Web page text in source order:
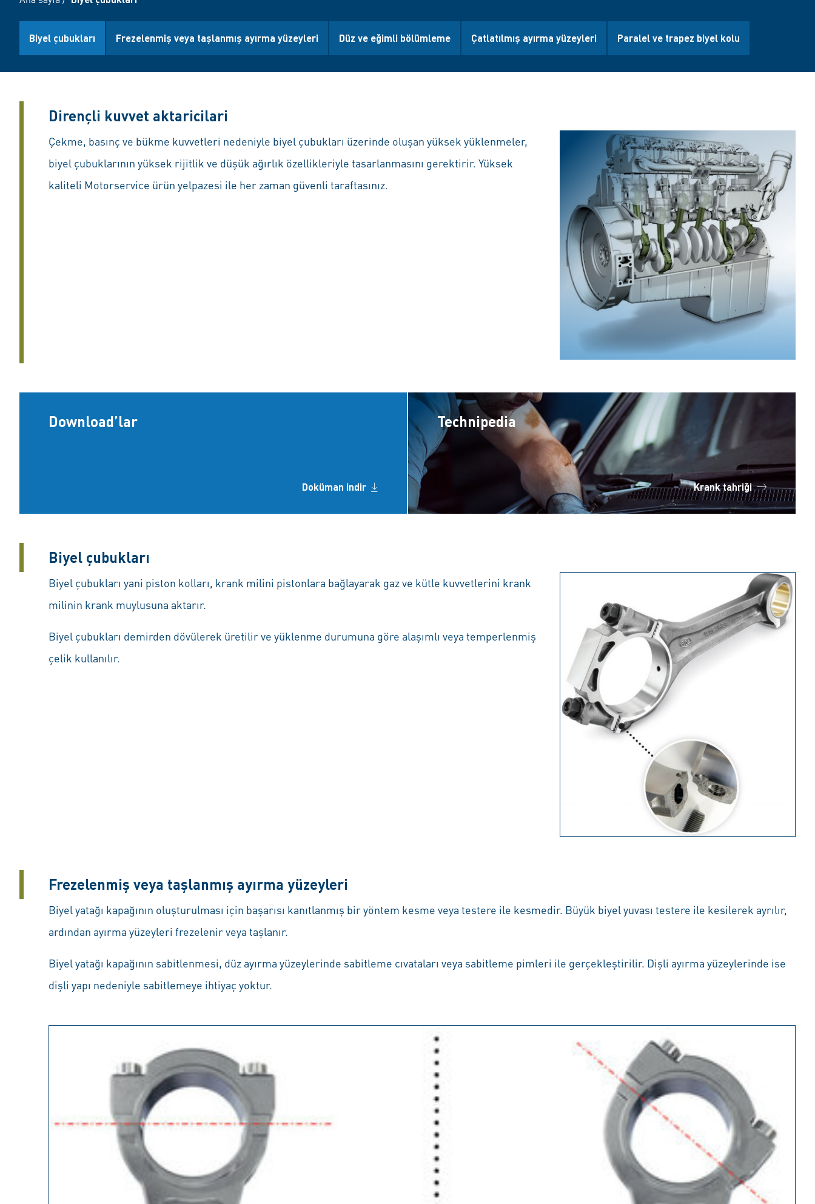
Biyel çubukları Frezelenmiş veya taşlanmış ayırma yüzeyleri Düz ve eğimli bölümleme Çatlatılmış ayırma yüzeyleri Paralel ve trapez biyel kolu
Dirençli kuvvet aktaricilari
Çekme, basınç ve bükme kuvvetleri nedeniyle biyel çubukları üzerinde oluşan yüksek yüklenmeler,
biyel çubuklarının yüksek rijitlik ve düşük ağırlık özellikleriyle tasarlanmasını gerektirir. Yüksek
kaliteli Motorservice ürün yelpazesi ile her zaman güvenli taraftasınız.
Download’lar
Doküman indir
Technipedia
Krank tahriği
Biyel çubukları
Biyel çubukları yani piston kolları, krank milini pistonlara bağlayarak gaz ve kütle kuvvetlerini krank
milinin krank muylusuna aktarır.
Biyel çubukları demirden dövülerek üretilir ve yüklenme durumuna göre alaşımlı veya temperlenmiş
çelik kullanılır.
Frezelenmiş veya taşlanmış ayırma yüzeyleri
Biyel yatağı kapağının oluşturulması için başarısı kanıtlanmış bir yöntem kesme veya testere ile kesmedir. Büyük biyel yuvası testere ile kesilerek ayrılır,
ardından ayırma yüzeyleri frezelenir veya taşlanır.
Biyel yatağı kapağının sabitlenmesi, düz ayırma yüzeylerinde sabitleme cıvataları veya sabitleme pimleri ile gerçekleştirilir. Dişli ayırma yüzeylerinde ise
dişli yapı nedeniyle sabitlemeye ihtiyaç yoktur.